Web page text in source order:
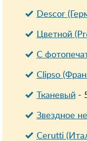
Descor
Цветной
С
Clipso
Тканевый-
Звездное
Cerutti